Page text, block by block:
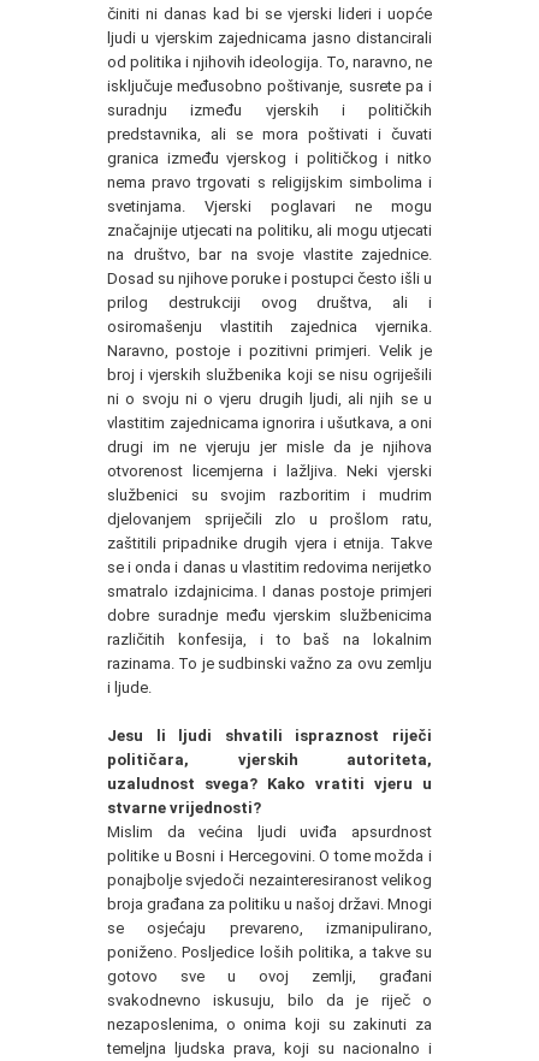
činiti ni danas kad bi se vjerski lideri i uopće
ljudi u vjerskim zajednicama jasno distancirali
od politika i njihovih ideologija. To, naravno, ne
isključuje međusobno poštivanje, susrete pa i
suradnju između vjerskih i političkih
predstavnika, ali se mora poštivati i čuvati
granica između vjerskog i političkog i nitko
nema pravo trgovati s religijskim simbolima i
svetinjama. Vjerski poglavari ne mogu
značajnije utjecati na politiku, ali mogu utjecati
na društvo, bar na svoje vlastite zajednice.
Dosad su njihove poruke i postupci često išli u
prilog destrukciji ovog društva, ali i
osiromašenju vlastitih zajednica vjernika.
Naravno, postoje i pozitivni primjeri. Velik je
broj i vjerskih službenika koji se nisu ogriješili
ni o svoju ni o vjeru drugih ljudi, ali njih se u
vlastitim zajednicama ignorira i ušutkava, a oni
drugi im ne vjeruju jer misle da je njihova
otvorenost licemjerna i lažljiva. Neki vjerski
službenici su svojim razboritim i mudrim
djelovanjem spriječili zlo u prošlom ratu,
zaštitili pripadnike drugih vjera i etnija. Takve
se i onda i danas u vlastitim redovima nerijetko
smatralo izdajnicima. I danas postoje primjeri
dobre suradnje među vjerskim službenicima
različitih konfesija, i to baš na lokalnim
razinama. To je sudbinski važno za ovu zemlju
i ljude.
Jesu li ljudi shvatili ispraznost riječi
političara, vjerskih autoriteta,
uzaludnost svega? Kako vratiti vjeru u
stvarne vrijednosti?
Mislim da većina ljudi uviđa apsurdnost
politike u Bosni i Hercegovini. O tome možda i
ponajbolje svjedoči nezainteresiranost velikog
broja građana za politiku u našoj državi. Mnogi
se osjećaju prevareno, izmanipulirano,
poniženo. Posljedice loših politika, a takve su
gotovo sve u ovoj zemlji, građani
svakodnevno iskusuju, bilo da je riječ o
nezaposlenima, o onima koji su zakinuti za
temeljna ljudska prava, koji su nacionalno i